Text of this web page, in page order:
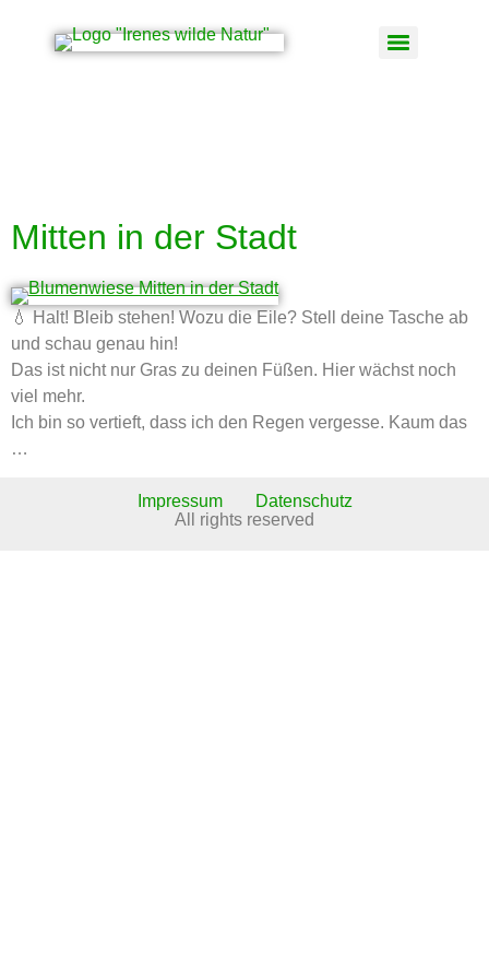
Mitten in der Stadt
💧 Halt! Bleib stehen! Wozu die Eile? Stell deine Tasche ab
und schau genau hin!
Das ist nicht nur Gras zu deinen Füßen. Hier wächst noch
viel mehr.
Ich bin so vertieft, dass ich den Regen vergesse. Kaum das
…
Impressum
Datenschutz
All rights reserved